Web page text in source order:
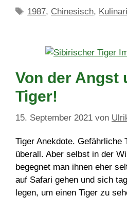
Schlagwörter
1987, Chinesisch,
Von der Angst
Tiger!
15. September 2021 von
Tiger Anekdote. Gefährliche
überall. Aber selbst in der
begegnet man ihnen eher
auf Safari gehen und sich
legen, um einen Tiger zu